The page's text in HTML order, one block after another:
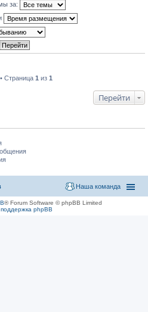
за:
Страница 1 из 1
Перейти
Наша команда
® Forum Software © phpBB Limited
поддержка phpBB